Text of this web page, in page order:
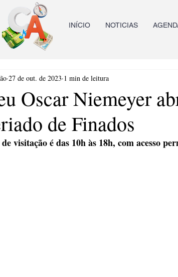
INÍCIO NOTICIAS
Oscar Niemeyer
de Finados
27 de out. de 2023 1 min de leitura
visitação é das 10h às 18h, com acesso